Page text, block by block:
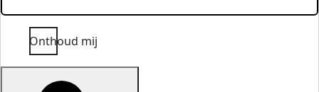
Onthoud mij